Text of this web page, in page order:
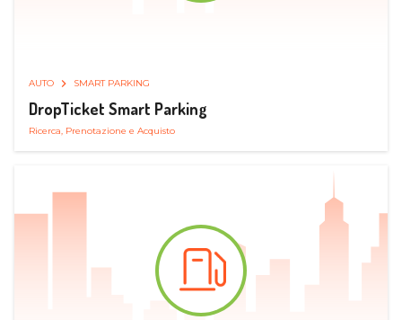
AUTO SMART PARKING
DropTicket Smart Parking
Ricerca, Prenotazione e Acquisto